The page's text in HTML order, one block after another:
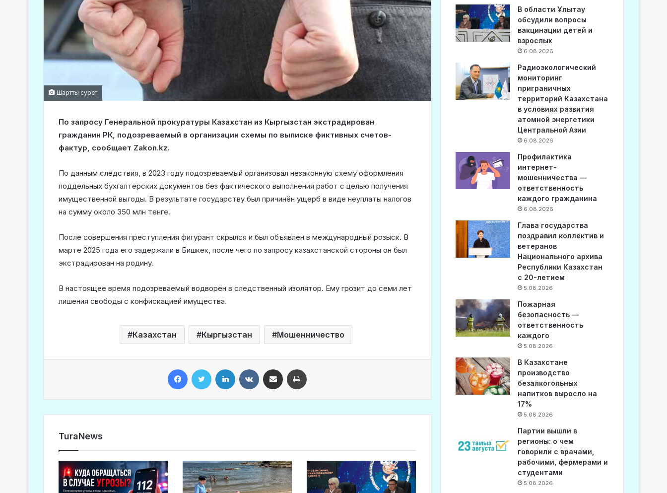
Шартты сурет
По запросу Генеральной прокуратуры Казахстан из Кыргызстан экстрадирован
гражданин РК, подозреваемый в организации схемы по выписке фиктивных счетов-
фактур, сообщает Zakon.kz.
По данным следствия, в 2023 году подозреваемый организовал незаконную схему оформления
поддельных бухгалтерских документов без фактического выполнения работ с целью получения
имущественной выгоды. В результате государству был причинён ущерб в виде неуплаты налогов
на сумму около 350 млн тенге.
После совершения преступления фигурант скрылся и был объявлен в международный розыск. В
марте 2025 года его задержали в Бишкек, после чего по запросу казахстанской стороны он был
экстрадирован на родину.
В настоящее время подозреваемый водворён в следственный изолятор. Ему грозит до семи лет
лишения свободы с конфискацией имущества.
Казахстан Кыргызстан Мошенничество
TuraNews
В области Ұлытау
обсудили вопросы
вакцинации детей и
взрослых
6.08.2026
Радиоэкологический
мониторинг
приграничных
территорий Казахстана
в условиях развития
атомной энергетики
Центральной Азии
6.08.2026
Профилактика
интернет-
мошенничества —
ответственность
каждого гражданина
6.08.2026
Глава государства
поздравил коллектив и
ветеранов
Национального архива
Республики Казахстан
с 20-летием
5.08.2026
Пожарная
безопасность —
ответственность
каждого
5.08.2026
В Казахстане
производство
безалкогольных
напитков выросло на
17%
5.08.2026
Партии вышли в
регионы: о чем
говорили с врачами,
рабочими, фермерами и
студентами
5.08.2026